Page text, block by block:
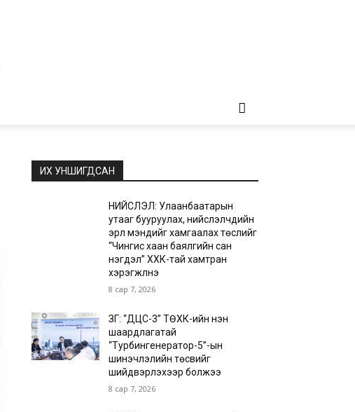
ИХ УНШИГДСАН
НИЙСЛЭЛ: Улаанбаатарын
утааг бууруулах, нийслэлчүүдийн
эрүүл мэндийг хамгаалах төслийг
“Чингис хаан баялгийн сан
нэгдэл” ХХК-тай хамтран
хэрэгжүүлнэ
8 сар 7, 2026
ЗГ: “ДЦС-3” ТӨХК-ийн нэн
шаардлагатай
“Турбингенератор-5”-ын
шинэчлэлийн төсвийг
шийдвэрлэхээр болжээ
8 сар 7, 2026